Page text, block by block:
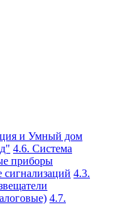
и Умный дом
4.6. Система
приборы
4.3.
4.7.